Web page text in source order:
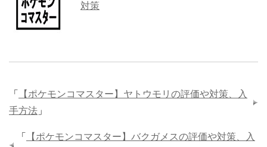
対策
「
【ポケモンコマスター】ヤトウモリの評価や対策、入
手方法 」
「
【ポケモンコマスター】バクガメスの評価や対策、入